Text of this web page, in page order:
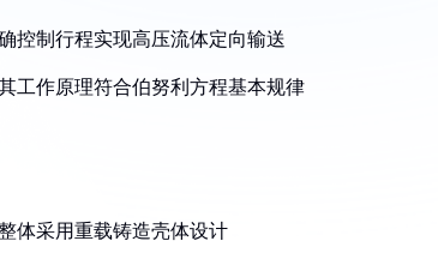
控制行程实现高压流体定向输送
工作原理符合伯努利方程基本规律
体采用重载铸造壳体设计